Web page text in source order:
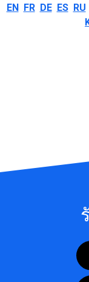
EN FR DE ES RU